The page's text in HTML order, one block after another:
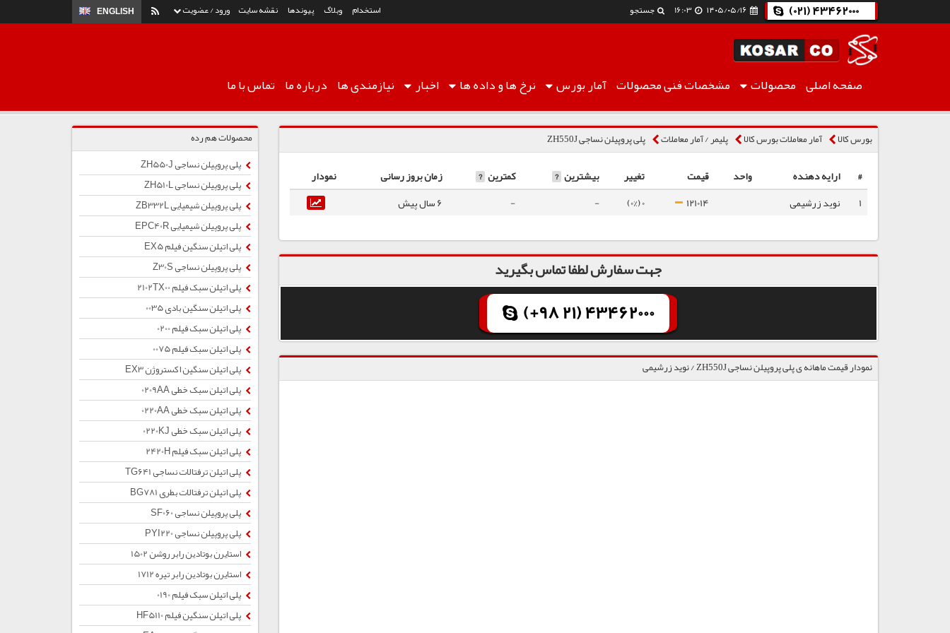
ورود / عضویت ENGLISH استخدام وبلاگ پیوندها نقشه سایت (021) 43462000
16:03 جستجو
صفحه اصلی محصولات مشخصات فنیمحصولات آماربورس نرخ هاو داده ها اخبار نیازمندی ها درباره ما تماس با ما پلی پروپیلن نساجی ZH550J
بورس کالا آمار معاملات بورس کالا پلیمر / آمار معاملات پلی پروپیلن نساجی ZH550J
# ارایه دهنده واحد قیمت تغییر بیشترین ? کمترین ? زمان بروز رسانی
نمودار
1
نوید زرشیمی 121014
0 (0%)
-
- 6 سال پیش
جهت سفارش لطفا تماس بگیرید
(+98 21) 43462000
نمودار قیمت ماهانه ی پلی پروپیلن نساجی ZH550J / نوید زرشیمی
محصولات هم رده
پلی پروپیلن نساجی ZH550J
پلی پروپیلن نساجی ZH510L
پلی پروپیلن شیمیایی ZB332L
پلی پروپیلن شیمیایی EPC40R
پلی اتیلن سنگین فیلم EX5
پلی پروپیلن نساجی Z30S
پلی اتیلن سبک فیلم 2102TX00
پلی اتیلن سنگین بادی 0035
پلی اتیلن سبک فیلم 0200
پلی اتیلن سبک فیلم 0075
پلی اتیلن سنگین اکستروژن EX3
پلی اتیلن سبک خطی 0209AA
پلی اتیلن سبک خطی 0220AA
پلی اتیلن سبک خطی 0220KJ
پلی اتیلن سبک فیلم 2420H
پلی اتیلن ترفتالات نساجی TG641
پلی اتیلن ترفتالات بطری BG781
پلی پروپیلن نساجی SF060
پلی پروپیلن نساجی PYI220
استایرن بوتادین رابر روشن 1502
استایرن بوتادین رابر تیره 1712
پلی اتیلن سبک فیلم 0190
پلی اتیلن سنگین فیلم HF5110